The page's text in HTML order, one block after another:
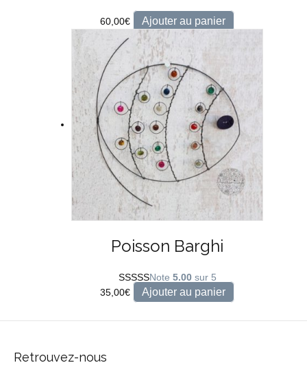
60,00€ Ajouter au panier
Poisson Barghi
Note 5.00sur 5
35,00€ Ajouter au panier
Retrouvez-nous